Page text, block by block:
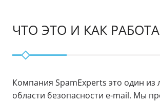
ЧТО ЭТО И КАК
Компания SpamExperts это один из
области безопасности e-mail. Мы